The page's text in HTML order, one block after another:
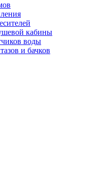
кабины
воды
и бачков